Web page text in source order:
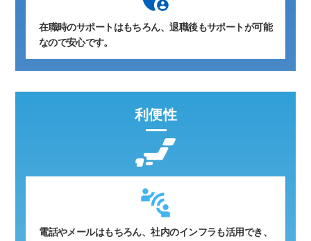
在職時のサポートはもちろん、退職後もサポートが可能
なので安心です。
利便性
電話やメールはもちろん、社内のインフラも活用でき、